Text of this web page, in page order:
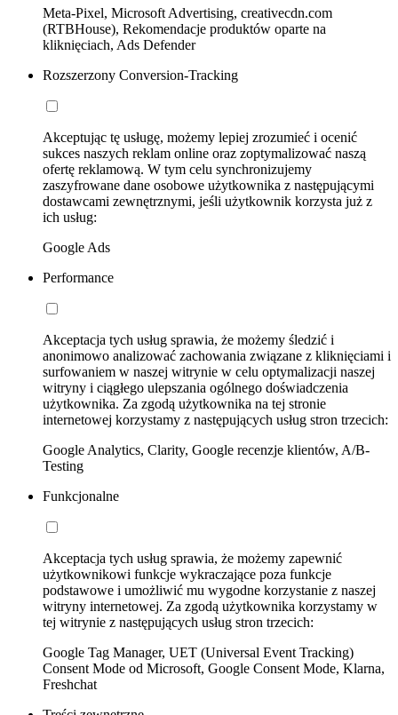
Meta-Pixel, Microsoft Advertising, creativecdn.com
(RTBHouse), Rekomendacje produktów oparte na
kliknięciach, Ads Defender
Rozszerzony Conversion-Tracking
Akceptując tę usługę, możemy lepiej zrozumieć i ocenić
sukces naszych reklam online oraz zoptymalizować naszą
ofertę reklamową. W tym celu synchronizujemy
zaszyfrowane dane osobowe użytkownika z następującymi
dostawcami zewnętrznymi, jeśli użytkownik korzysta już z
ich usług:
Google Ads
Performance
Akceptacja tych usług sprawia, że możemy śledzić i
anonimowo analizować zachowania związane z kliknięciami i
surfowaniem w naszej witrynie w celu optymalizacji naszej
witryny i ciągłego ulepszania ogólnego doświadczenia
użytkownika. Za zgodą użytkownika na tej stronie
internetowej korzystamy z następujących usług stron trzecich:
Google Analytics, Clarity, Google recenzje klientów, A/B-
Testing
Funkcjonalne
Akceptacja tych usług sprawia, że możemy zapewnić
użytkownikowi funkcje wykraczające poza funkcje
podstawowe i umożliwić mu wygodne korzystanie z naszej
witryny internetowej. Za zgodą użytkownika korzystamy w
tej witrynie z następujących usług stron trzecich:
Google Tag Manager, UET (Universal Event Tracking)
Consent Mode od Microsoft, Google Consent Mode, Klarna,
Freshchat